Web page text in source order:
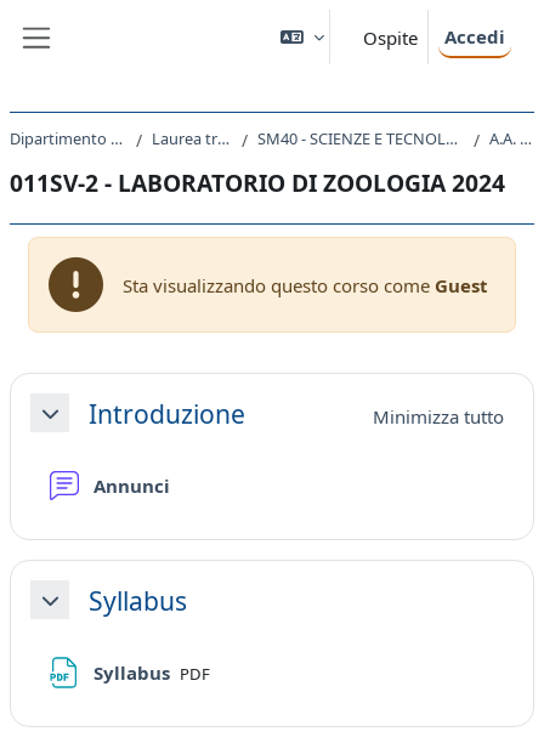
Ospite Accedi
Dipartimento di Scienze della Vita Laurea triennale (DM270) SM40 - SCIENZE E TECNOLOGIE PER L'AMBIENTE E LA NATURA A.A. 2024 - 2025
011SV-2 - LABORATORIO DI ZOOLOGIA 2024
Sta visualizzando questo corso come Guest
Schema della sezione
MinimizzaIntroduzione Minimizza tutto
Annunci
MinimizzaSyllabus
Syllabus File
PDF